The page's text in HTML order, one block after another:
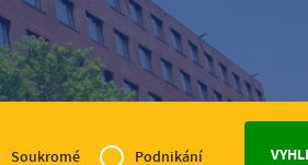
Croatian
Finnish
Krone zł Poland Zloty
Krona CHF Switzerland
Soukromé Podnikání